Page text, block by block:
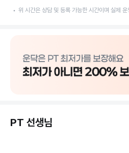
위 시간은 상담 및 등록 가능한 시간이며 실제
PT 선생님